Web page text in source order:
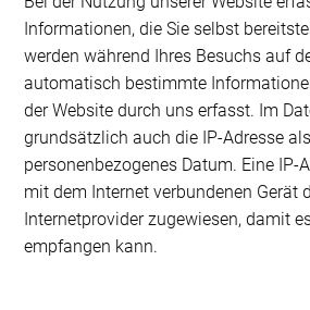
Informationen, die Sie selbst
werden während Ihres Besuchs auf
automatisch bestimmte
der Website durch uns erfasst. Im
grundsätzlich auch die IP-Adresse
personenbezogenes Datum. Eine IP-
mit dem Internet verbundenen Gerät
Internetprovider zugewiesen, damit
empfangen kann.